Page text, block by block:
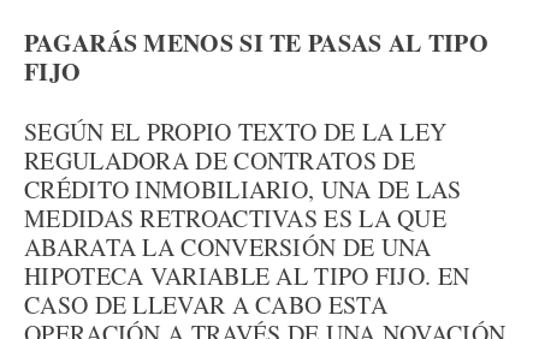
PAGARÁS MENOS SI TE PASAS AL TIPO
FIJO
SEGÚN EL PROPIO TEXTO DE LA LEY
REGULADORA DE CONTRATOS DE
CRÉDITO INMOBILIARIO, UNA DE LAS
MEDIDAS RETROACTIVAS ES LA QUE
ABARATA LA CONVERSIÓN DE UNA
HIPOTECA VARIABLE AL TIPO FIJO. EN
CASO DE LLEVAR A CABO ESTA